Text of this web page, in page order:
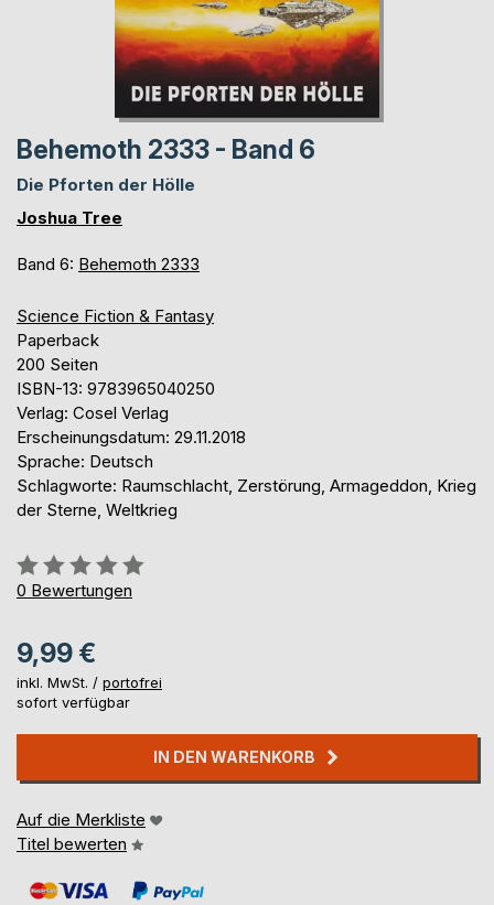
Behemoth 2333 - Band 6
Die Pforten der Hölle
Joshua Tree
Band 6: Behemoth 2333
Science Fiction & Fantasy
Paperback
200 Seiten
ISBN-13: 9783965040250
Verlag: Cosel Verlag
Erscheinungsdatum: 29.11.2018
Sprache: Deutsch
Schlagworte: Raumschlacht, Zerstörung, Armageddon, Krieg
der Sterne, Weltkrieg
Bewertung::
0%
0 Bewertungen
9,99 €
inkl. MwSt. / portofrei
sofort verfügbar
IN DEN WARENKORB
Auf die Merkliste
Titel bewerten